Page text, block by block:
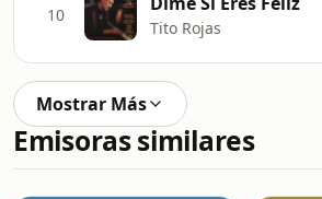
10
Tito Rojas
Mostrar Más
Emisoras similares